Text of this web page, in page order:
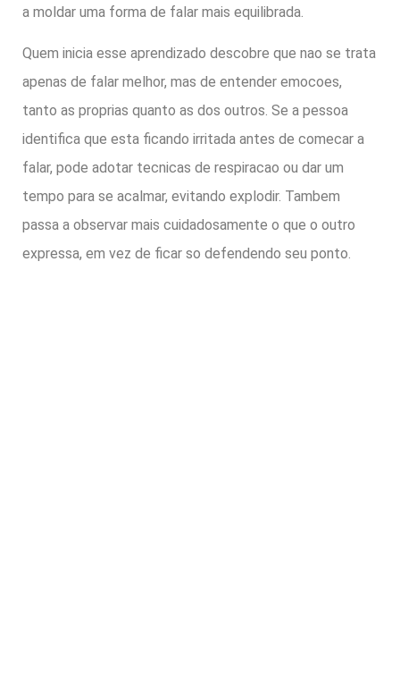
a moldar uma forma de falar mais equilibrada.
Quem inicia esse aprendizado descobre que nao se trata
apenas de falar melhor, mas de entender emocoes,
tanto as proprias quanto as dos outros. Se a pessoa
identifica que esta ficando irritada antes de comecar a
falar, pode adotar tecnicas de respiracao ou dar um
tempo para se acalmar, evitando explodir. Tambem
passa a observar mais cuidadosamente o que o outro
expressa, em vez de ficar so defendendo seu ponto.